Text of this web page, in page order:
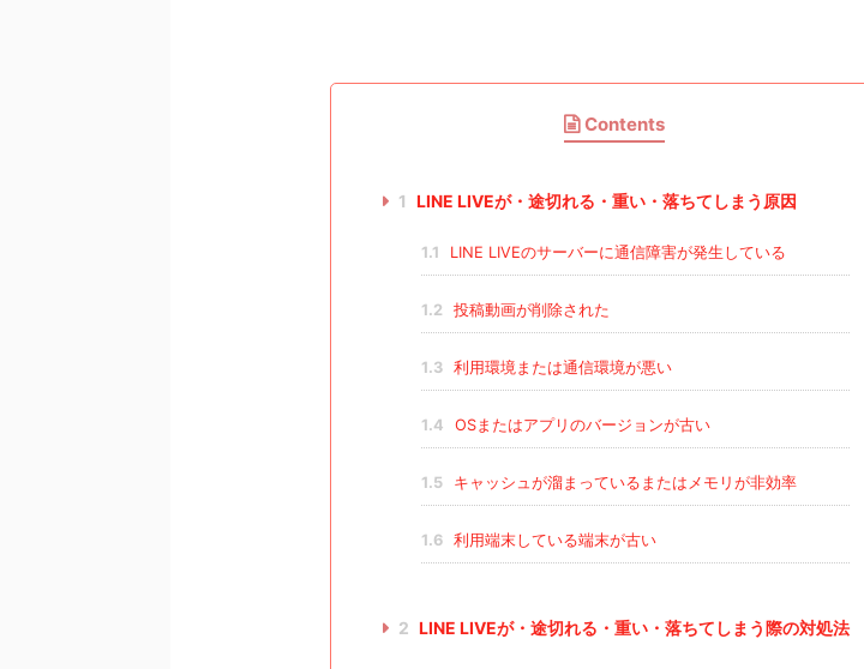
Contents
1 LINE LIVEが・途切れる・重い・落ちてしまう原因
1.1 LINE LIVEのサーバーに通信障害が発生している
1.2 投稿動画が削除された
1.3 利用環境または通信環境が悪い
1.4 OSまたはアプリのバージョンが古い
1.5 キャッシュが溜まっているまたはメモリが非効率
1.6 利用端末している端末が古い
2 LINE LIVEが・途切れる・重い・落ちてしまう際の対処法